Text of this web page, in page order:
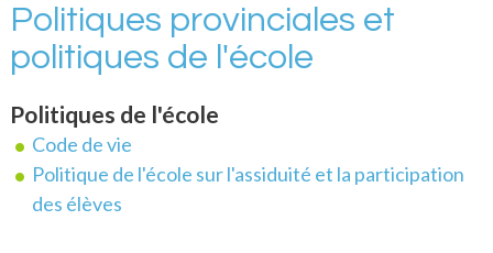
Politiques provinciales et
politiques de l'école
Politiques de l'école
Code de vie
Politique de l'école sur l'assiduité et la participation
des élèves